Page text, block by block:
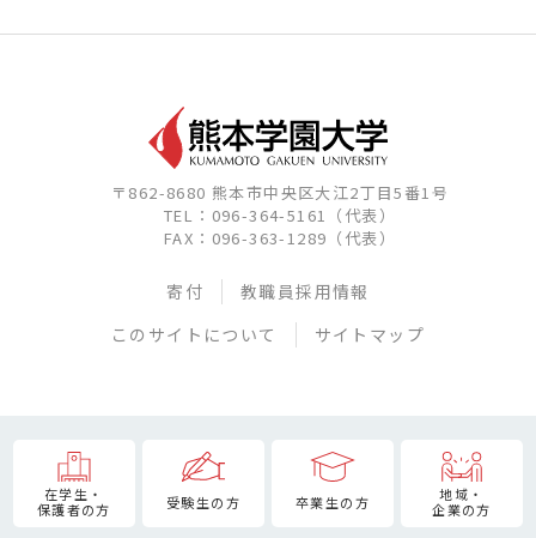
〒862-8680 熊本市中央区大江2丁目5番1号
TEL：096-364-5161（代表）
FAX：096-363-1289（代表）
寄付
教職員採用情報
このサイトについて
サイトマップ
在学生・
保護者の方
受験生の方 卒業生の方
地域・
企業の方